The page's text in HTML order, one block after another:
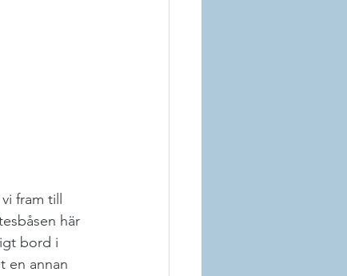
fram till
här
bord i
en annan